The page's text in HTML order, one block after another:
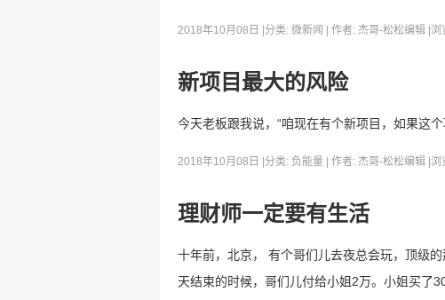
2018年10月08日 | 分类: 微新闻 | 作者: 杰哥-松松编辑 浏
新项目最大的风险
今天老板跟我说，“咱现在有个新项目，如果这
2018年10月08日 | 分类: 负能量 | 作者: 杰哥-松松编辑 浏
理财师一定要有生活
十年前，北京， 有个哥们儿去夜总会玩，顶级
天结束的时候，哥们儿付给小姐2万。小姐买了